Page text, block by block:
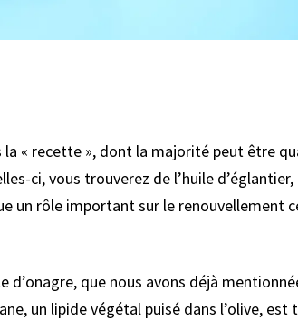
« recette », dont la majorité peut être
ci, vous trouverez de l’huile d’églantier,
un rôle important sur le renouvellement
d’onagre, que nous avons déjà
un lipide végétal puisé dans l’olive,